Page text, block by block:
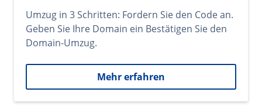
Umzug in 3 Schritten: Fordern Sie den Code an.
Geben Sie Ihre Domain ein Bestätigen Sie den
Domain-Umzug.
Mehr erfahren